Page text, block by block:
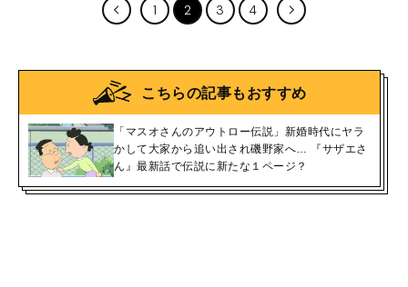
1 2 3 4
こちらの記事もおすすめ
「マスオさんのアウトロー伝説」新婚時代にヤラ
かして大家から追い出され磯野家へ… 『サザエさ
ん』最新話で伝説に新たな１ページ？